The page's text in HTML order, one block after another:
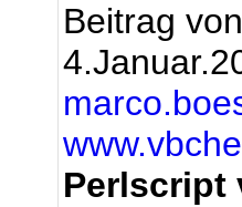
Beitrag von
Perlscript